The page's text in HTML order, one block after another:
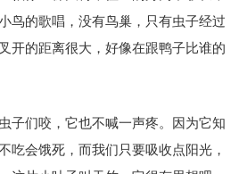
鸟的歌唱，没有鸟巢，只有虫子经过
开的距离很大，好像在跟鸭子比谁的
子们咬，它也不喊一声疼。因为它知
吃会饿死，而我们只要吸收点阳光，